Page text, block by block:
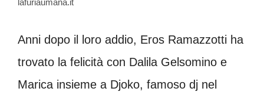
Anni dopo il loro addio, Eros Ramazzotti ha
trovato la felicità con Dalila Gelsomino e
Marica insieme a Djoko, famoso dj nel